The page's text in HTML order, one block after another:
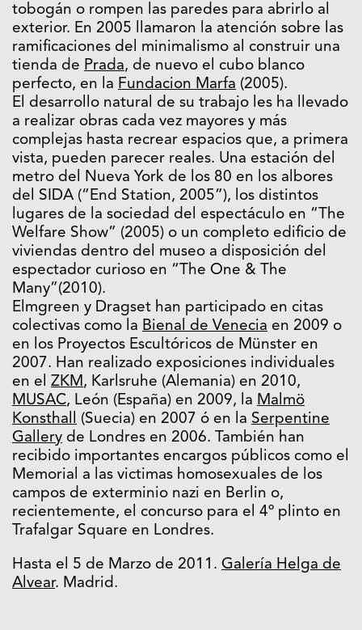
tobogán o rompen las paredes para abrirlo al
exterior. En 2005 llamaron la atención sobre las
ramificaciones del minimalismo al construir una
tienda de Prada, de nuevo el cubo blanco
perfecto, en la Fundacion Marfa (2005).
El desarrollo natural de su trabajo les ha llevado
a realizar obras cada vez mayores y más
complejas hasta recrear espacios que, a primera
vista, pueden parecer reales. Una estación del
metro del Nueva York de los 80 en los albores
del SIDA (“End Station, 2005”), los distintos
lugares de la sociedad del espectáculo en “The
Welfare Show” (2005) o un completo edificio de
viviendas dentro del museo a disposición del
espectador curioso en “The One & The
Many”(2010).
Elmgreen y Dragset han participado en citas
colectivas como la Bienal de Venecia en 2009 o
en los Proyectos Escultóricos de Münster en
2007. Han realizado exposiciones individuales
en el ZKM , Karlsruhe (Alemania) en 2010,
MUSAC, León (España) en 2009, la Malmö
Konsthall
(Suecia) en 2007 ó en la Serpentine
Gallery de Londres en 2006. También han
recibido importantes encargos públicos como el
Memorial a las victimas homosexuales de los
campos de exterminio nazi en Berlin o,
recientemente, el concurso para el 4º plinto en
Trafalgar Square en Londres.
Hasta el 5 de Marzo de 2011. Galería Helga de
Alvear. Madrid.